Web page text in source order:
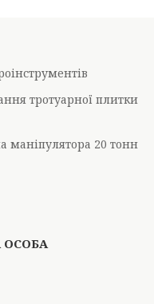
тротуарної плитки
маніпулятора 20 тонн